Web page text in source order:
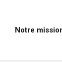
Notre